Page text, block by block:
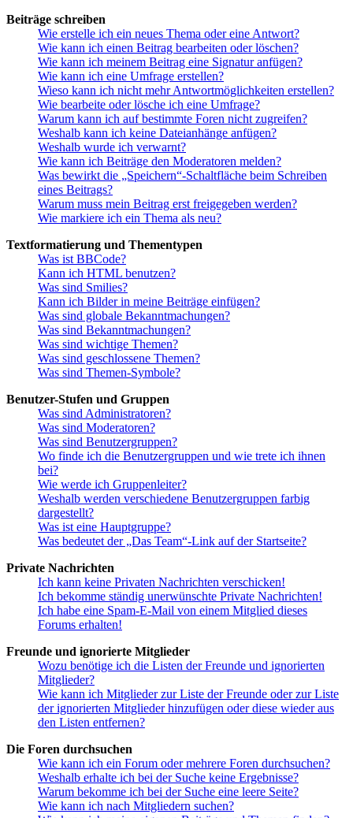
Beiträge schreiben
Wie erstelle ich ein neues Thema oder eine Antwort?
Wie kann ich einen Beitrag bearbeiten oder löschen?
Wie kann ich meinem Beitrag eine Signatur anfügen?
Wie kann ich eine Umfrage erstellen?
Wieso kann ich nicht mehr Antwortmöglichkeiten erstellen?
Wie bearbeite oder lösche ich eine Umfrage?
Warum kann ich auf bestimmte Foren nicht zugreifen?
Weshalb kann ich keine Dateianhänge anfügen?
Weshalb wurde ich verwarnt?
Wie kann ich Beiträge den Moderatoren melden?
Was bewirkt die „Speichern“-Schaltfläche beim Schreiben
eines Beitrags?
Warum muss mein Beitrag erst freigegeben werden?
Wie markiere ich ein Thema als neu?
Textformatierung und Thementypen
Was ist BBCode?
Kann ich HTML benutzen?
Was sind Smilies?
Kann ich Bilder in meine Beiträge einfügen?
Was sind globale Bekanntmachungen?
Was sind Bekanntmachungen?
Was sind wichtige Themen?
Was sind geschlossene Themen?
Was sind Themen-Symbole?
Benutzer-Stufen und Gruppen
Was sind Administratoren?
Was sind Moderatoren?
Was sind Benutzergruppen?
Wo finde ich die Benutzergruppen und wie trete ich ihnen
bei?
Wie werde ich Gruppenleiter?
Weshalb werden verschiedene Benutzergruppen farbig
dargestellt?
Was ist eine Hauptgruppe?
Was bedeutet der „Das Team“-Link auf der Startseite?
Private Nachrichten
Ich kann keine Privaten Nachrichten verschicken!
Ich bekomme ständig unerwünschte Private Nachrichten!
Ich habe eine Spam-E-Mail von einem Mitglied dieses
Forums erhalten!
Freunde und ignorierte Mitglieder
Wozu benötige ich die Listen der Freunde und ignorierten
Mitglieder?
Wie kann ich Mitglieder zur Liste der Freunde oder zur Liste
der ignorierten Mitglieder hinzufügen oder diese wieder aus
den Listen entfernen?
Die Foren durchsuchen
Wie kann ich ein Forum oder mehrere Foren durchsuchen?
Weshalb erhalte ich bei der Suche keine Ergebnisse?
Warum bekomme ich bei der Suche eine leere Seite?
Wie kann ich nach Mitgliedern suchen?